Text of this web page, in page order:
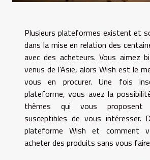
Plusieurs plateformes existent et
dans la mise en relation des
avec des acheteurs. Vous aimez
venus de l’Asie, alors Wish est le
vous en procurer. Une fois
plateforme, vous avez la
thèmes qui vous proposent
susceptibles de vous intéresser.
plateforme Wish et comment
acheter des produits sans vous faire